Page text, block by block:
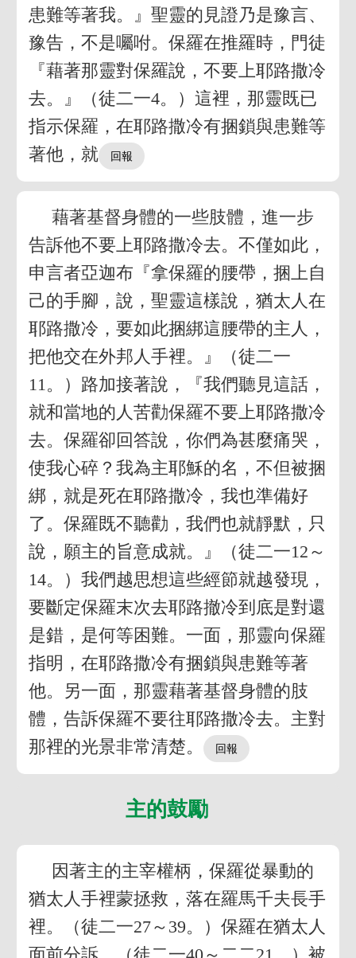
患難等著我。』聖靈的見證乃是豫言、
豫告，不是囑咐。保羅在推羅時，門徒
『藉著那靈對保羅說，不要上耶路撒冷
去。』（徒二一4。）這裡，那靈既已
指示保羅，在耶路撒冷有捆鎖與患難等
著他，就
藉著基督身體的一些肢體，進一步
告訴他不要上耶路撒冷去。不僅如此，
申言者亞迦布『拿保羅的腰帶，捆上自
己的手腳，說，聖靈這樣說，猶太人在
耶路撒冷，要如此捆綁這腰帶的主人，
把他交在外邦人手裡。』（徒二一
11。）路加接著說，『我們聽見這話，
就和當地的人苦勸保羅不要上耶路撒冷
去。保羅卻回答說，你們為甚麼痛哭，
使我心碎？我為主耶穌的名，不但被捆
綁，就是死在耶路撒冷，我也準備好
了。保羅既不聽勸，我們也就靜默，只
說，願主的旨意成就。』（徒二一12～
14。）我們越思想這些經節就越發現，
要斷定保羅末次去耶路撤冷到底是對還
是錯，是何等困難。一面，那靈向保羅
指明，在耶路撒冷有捆鎖與患難等著
他。另一面，那靈藉著基督身體的肢
體，告訴保羅不要往耶路撒冷去。主對
那裡的光景非常清楚。
主的鼓勵
因著主的主宰權柄，保羅從暴動的
猶太人手裡蒙拯救，落在羅馬千夫長手
裡。（徒二一27～39。）保羅在猶太人